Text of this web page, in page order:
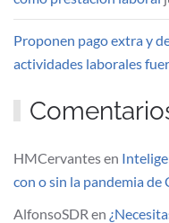
Proponen pago extra y
actividades laborales
HMCervantesen
con o sin la pandemia de
AlfonsoSDR en